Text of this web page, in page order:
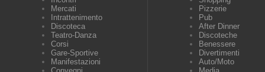
Mercati
Intrattenimento
Discoteca
Teatro-Danza
Corsi
Gare-Sportive
Manifestazioni
Pizzerie
Pub
After Dinner
Discoteche
Benessere
Divertimenti
Auto/Moto